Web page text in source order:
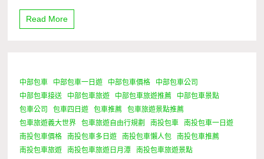
Read More
0 Minutes
中部包車 中部包車一日遊 中部包車價格
中部包車公司
中部包車接送
中部包車旅遊 中部包車旅遊推薦
中部包車景點
包車公司
包車四日遊 包車推薦
包車旅遊景點推薦
包車旅遊義大世界
包車旅遊自由行規劃 南投包車
南投包車一日遊
南投包車價格
南投包車多日遊 南投包車懶人包
南投包車推薦
南投包車旅遊
南投包車旅遊日月潭
南投包車旅遊景點